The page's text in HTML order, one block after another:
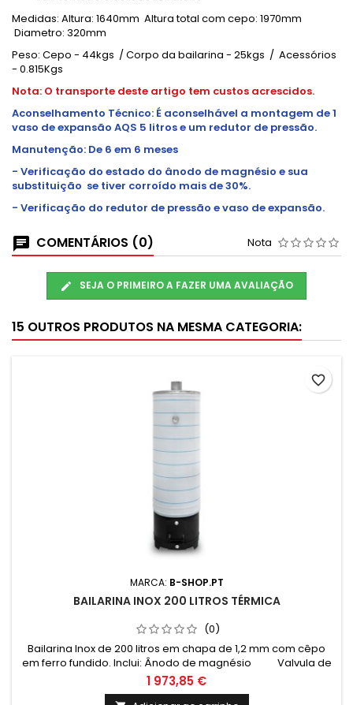
Medidas: Altura: 1640mm Altura total com cepo: 1970mm
Diametro: 320mm
Peso: Cepo - 44kgs / Corpo da bailarina - 25kgs / Acessórios
- 0.815Kgs
Nota: O transporte deste artigo tem custos acrescidos.
Aconselhamento Técnico: É aconselhável a montagem de 1
vaso de expansão AQS 5 litros e um redutor de pressão.
Manutenção: De 6 em 6 meses
- Verificação do estado do ânodo de magnésio e sua
substituição se tiver corroído mais de 30%.
- Verificação do redutor de pressão e vaso de expansão.
COMENTÁRIOS (0) Nota
SEJA O PRIMEIRO A FAZER UMA AVALIAÇÃO
15 OUTROS PRODUTOS NA MESMA CATEGORIA:
MARCA: B-SHOP.PT
BAILARINA INOX 200 LITROS TÉRMICA
(0)
Bailarina Inox de 200 litros em chapa de 1,2 mm com cêpo
em ferro fundido. Inclui: Ânodo de magnésio Valvula de
segurança 6 Bar Termómetro e cordão refratário
Medidas: Altura: 1630mm Altura total com cepo: 2030mm
1 973,85 €
favorite_border